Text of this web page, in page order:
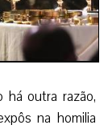
há outra razão,
na homilia